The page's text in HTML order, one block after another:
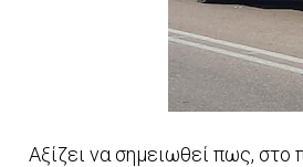
Αξίζει να σημειωθεί πως, στο